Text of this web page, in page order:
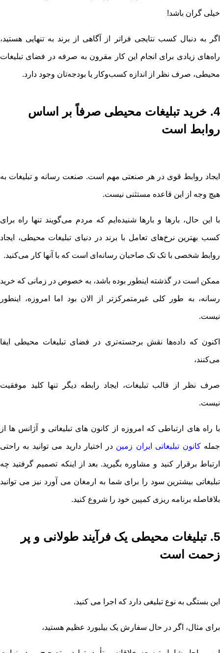
خیلی گران باشد!
اگر به دنبال کسب نتایجی فراتر از آگاهی از برند به تنهایی هستید،
راه‌های زیادی برای انجام این کار مقرون به صرفه در فضای تبلیغات
محیطی، صرف نظر از اندازه کسب‌وکار یا بودجه‌تان وجود دارد.
4. خرید تبلیغات محیطی صرفاً بر اساس
روابط است
ایجاد روابط قوی در هر صنعتی مهم است. صنعت رسانه و تبلیغات به
هیچ وجه از این قاعده مستثنی نیست.
با این حال، بارها و بارها شنیده‌ایم که مردم می‌گویند تنها راه برای
کسب بهترین نرخ‌های تعامل با برند در دنیای تبلیغات محیطی، ایجاد
روابط شخصی با تک تک صاحبان رسانه‌ای است که با آنها کار می‌کنید.
ممکن است در گذشته اینطور بوده باشد، به خصوص در زمانی که خرید
رسانه، به طور کلی غیرمتمرکزتر از الان بود اما امروزه، اینطور
نیست.
اکنون که داده‌ها نقش برجسته‌تری در فضای تبلیغات محیطی ایفا
می‌کنند،
صرف نظر از قالب تبلیغات، ایجاد رابطه دیگر تنها کلید موفقیت
نیست.
با راه های ارتباطی که امروزه از کانون های تبلیغاتی و آژانس ها از
جملهکانون تبلیغاتی ایران زمین در اختیار دارید می توانید به راحتی
ارتباط برقرار کنید و مشاوره بگیرید. بعد از اینکه تصمیم گرفتید چه
تبلیغاتی بیشترین سود را برای شما به ارمغان می آورد نیز می توانید
بلافاصله برنامه ریزی کمپین خود را شروع کنید.
5. تبلیغات محیطی یک فرآیند طولانی و پر
زحمت است
این بستگی به نوع تبلیغی دارد که اجرا می کنید.
برای مثال، اگر در حال سفارش یک بیلبورد عظیم هستید،